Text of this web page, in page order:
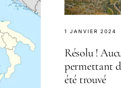
1 JANVIER 2024
Résolu !
permettant
été trouvé